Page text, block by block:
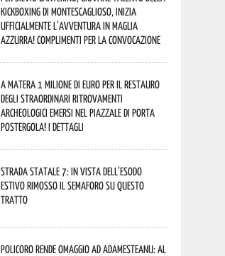
kickboxing di Montescaglioso, inizia
ufficialmente l’avventura in maglia
azzurra! Complimenti per la convocazione
A Matera 1 milione di euro per il restauro
degli straordinari ritrovamenti
archeologici emersi nel piazzale di Porta
Postergola! I dettagli
Strada statale 7: in vista dell’esodo
estivo rimosso il semaforo su questo
tratto
Policoro rende omaggio ad Adamesteanu: al